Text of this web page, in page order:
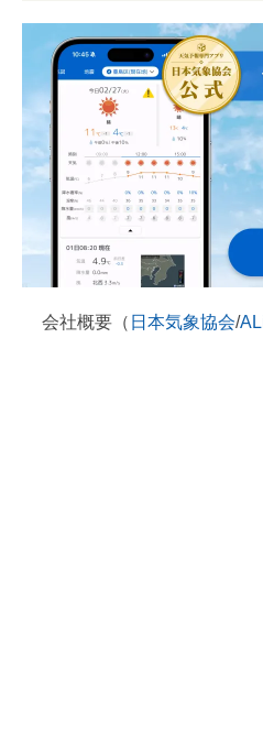
会社概要（ 日本気象協会/